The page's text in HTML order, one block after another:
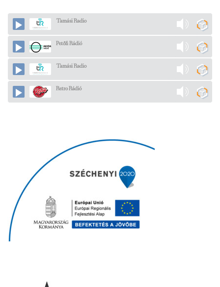
Tamási Radio
Petőfi Rádió
Tamási Radio
Retro Rádió